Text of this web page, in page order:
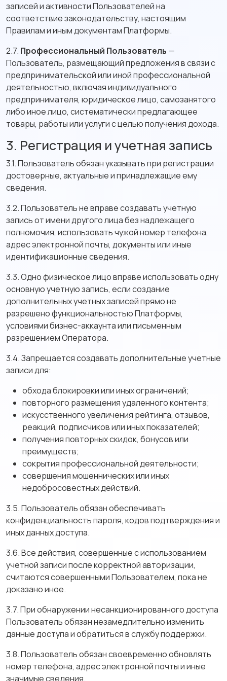
записей и активности Пользователей на
соответствие законодательству, настоящим
Правилам и иным документам Платформы.
2.7. Профессиональный Пользователь —
Пользователь, размещающий предложения в связи с
предпринимательской или иной профессиональной
деятельностью, включая индивидуального
предпринимателя, юридическое лицо, самозанятого
либо иное лицо, систематически предлагающее
товары, работы или услуги с целью получения дохода.
3. Регистрация и учетная запись
3.1. Пользователь обязан указывать при регистрации
достоверные, актуальные и принадлежащие ему
сведения.
3.2. Пользователь не вправе создавать учетную
запись от имени другого лица без надлежащего
полномочия, использовать чужой номер телефона,
адрес электронной почты, документы или иные
идентификационные сведения.
3.3. Одно физическое лицо вправе использовать одну
основную учетную запись, если создание
дополнительных учетных записей прямо не
разрешено функциональностью Платформы,
условиями бизнес-аккаунта или письменным
разрешением Оператора.
3.4. Запрещается создавать дополнительные учетные
записи для:
обхода блокировки или иных ограничений;
повторного размещения удаленного контента;
искусственного увеличения рейтинга, отзывов,
реакций, подписчиков или иных показателей;
получения повторных скидок, бонусов или
преимуществ;
сокрытия профессиональной деятельности;
совершения мошеннических или иных
недобросовестных действий.
3.5. Пользователь обязан обеспечивать
конфиденциальность пароля, кодов подтверждения и
иных данных доступа.
3.6. Все действия, совершенные с использованием
учетной записи после корректной авторизации,
считаются совершенными Пользователем, пока не
доказано иное.
3.7. При обнаружении несанкционированного доступа
Пользователь обязан незамедлительно изменить
данные доступа и обратиться в службу поддержки.
3.8. Пользователь обязан своевременно обновлять
номер телефона, адрес электронной почты и иные
значимые сведения.